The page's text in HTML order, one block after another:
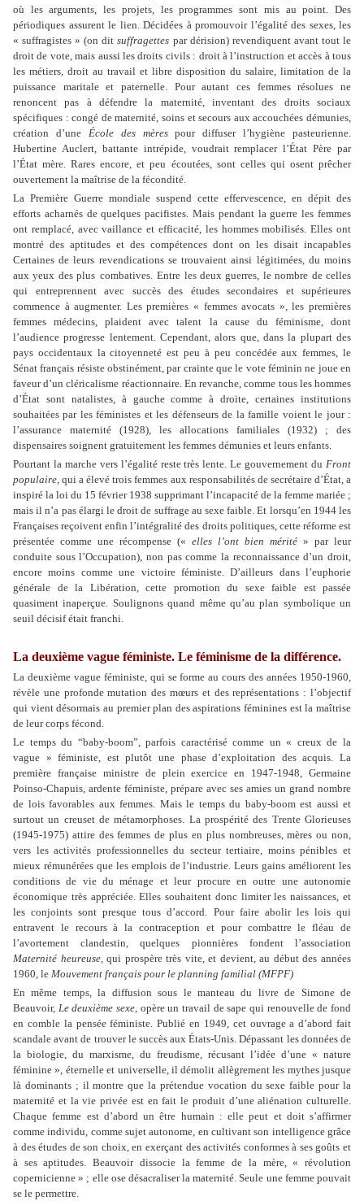
où les arguments, les projets, les programmes sont mis au point. Des
périodiques assurent le lien. Décidées à promouvoir l’égalité des sexes, les
« suffragistes » (on ditsuffragettes par dérision) revendiquent avant tout le
droit de vote, mais aussi les droits civils : droit à l’instruction et accès à tous
les métiers, droit au travail et libre disposition du salaire, limitation de la
puissance maritale et paternelle. Pour autant ces femmes résolues ne
renoncent pas à défendre la maternité, inventant des droits sociaux
spécifiques : congé de maternité, soins et secours aux accouchées démunies,
création d’une École des mèrespour diffuser l’hygiène pasteurienne.
Hubertine Auclert, battante intrépide, voudrait remplacer l’État Père par
l’État mère. Rares encore, et peu écoutées, sont celles qui osent prêcher
ouvertement la maîtrise de la fécondité.
La Première Guerre mondiale suspend cette effervescence, en dépit des
efforts acharnés de quelques pacifistes. Mais pendant la guerre les femmes
ont remplacé, avec vaillance et efficacité, les hommes mobilisés. Elles ont
montré des aptitudes et des compétences dont on les disait incapables
Certaines de leurs revendications se trouvaient ainsi légitimées, du moins
aux yeux des plus combatives. Entre les deux guerres, le nombre de celles
qui entreprennent avec succès des études secondaires et supérieures
commence à augmenter. Les premières « femmes avocats », les premières
femmes médecins, plaident avec talent la cause du féminisme, dont
l’audience progresse lentement. Cependant, alors que, dans la plupart des
pays occidentaux la citoyenneté est peu à peu concédée aux femmes, le
Sénat français résiste obstinément, par crainte que le vote féminin ne joue en
faveur d’un cléricalisme réactionnaire. En revanche, comme tous les hommes
d’État sont natalistes, à gauche comme à droite, certaines institutions
souhaitées par les féministes et les défenseurs de la famille voient le jour :
l’assurance maternité (1928), les allocations familiales (1932) ; des
dispensaires soignent gratuitement les femmes démunies et leurs enfants.
Pourtant la marche vers l’égalité reste très lente. Le gouvernement du Front
populaire , qui a élevé trois femmes aux responsabilités de secrétaire d’État, a
inspiré la loi du 15 février 1938 supprimant l’incapacité de la femme mariée ;
mais il n’a pas élargi le droit de suffrage au sexe faible. Et lorsqu’en 1944 les
Françaises reçoivent enfin l’intégralité des droits politiques, cette réforme est
présentée comme une récompense (« elles l’ont bien mérité » par leur
conduite sous l’Occupation), non pas comme la reconnaissance d’un droit,
encore moins comme une victoire féministe. D’ailleurs dans l’euphorie
générale de la Libération, cette promotion du sexe faible est passée
quasiment inaperçue. Soulignons quand même qu’au plan symbolique un
seuil décisif était franchi.
La deuxième vague féministe. Le féminisme de la différence.
La deuxième vague féministe, qui se forme au cours des années 1950-1960,
révèle une profonde mutation des mœurs et des représentations : l’objectif
qui vient désormais au premier plan des aspirations féminines est la maîtrise
de leur corps fécond.
Le temps du “baby-boom”, parfois caractérisé comme un « creux de la
vague » féministe, est plutôt une phase d’exploitation des acquis. La
première française ministre de plein exercice en 1947-1948, Germaine
Poinso-Chapuis, ardente féministe, prépare avec ses amies un grand nombre
de lois favorables aux femmes. Mais le temps du baby-boom est aussi et
surtout un creuset de métamorphoses. La prospérité des Trente Glorieuses
(1945-1975) attire des femmes de plus en plus nombreuses, mères ou non,
vers les activités professionnelles du secteur tertiaire, moins pénibles et
mieux rémunérées que les emplois de l’industrie. Leurs gains améliorent les
conditions de vie du ménage et leur procure en outre une autonomie
économique très appréciée. Elles souhaitent donc limiter les naissances, et
les conjoints sont presque tous d’accord. Pour faire abolir les lois qui
entravent le recours à la contraception et pour combattre le fléau de
l’avortement clandestin, quelques pionnières fondent l’association
Maternité heureuse, qui prospère très vite, et devient, au début des années
1960, le Mouvement français pour le planning familial (MFPF)
En même temps, la diffusion sous le manteau du livre de Simone de
Beauvoir, Le deuxième sexe , opère un travail de sape qui renouvelle de fond
en comble la pensée féministe. Publié en 1949, cet ouvrage a d’abord fait
scandale avant de trouver le succès aux États-Unis. Dépassant les données de
la biologie, du marxisme, du freudisme, récusant l’idée d’une « nature
féminine », éternelle et universelle, il démolit allègrement les mythes jusque
là dominants ; il montre que la prétendue vocation du sexe faible pour la
maternité et la vie privée est en fait le produit d’une aliénation culturelle.
Chaque femme est d’abord un être humain : elle peut et doit s’affirmer
comme individu, comme sujet autonome, en cultivant son intelligence grâce
à des études de son choix, en exerçant des activités conformes à ses goûts et
à ses aptitudes. Beauvoir dissocie la femme de la mère, « révolution
copernicienne » ; elle ose désacraliser la maternité. Seule une femme pouvait
se le permettre.